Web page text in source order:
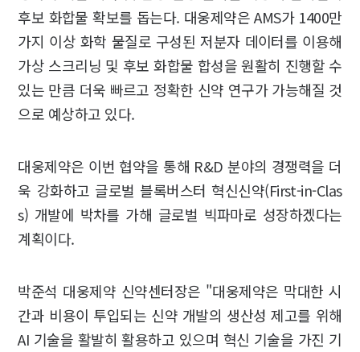
후보 화합물 확보를 돕는다. 대웅제약은 AMS가 1400만
가지 이상 화학 물질로 구성된 저분자 데이터를 이용해
가상 스크리닝 및 후보 화합물 합성을 원활히 진행할 수
있는 만큼 더욱 빠르고 정확한 신약 연구가 가능해질 것
으로 예상하고 있다.
대웅제약은 이번 협약을 통해 R&D 분야의 경쟁력을 더
욱 강화하고 글로벌 블록버스터 혁신신약(First-in-Clas
s) 개발에 박차를 가해 글로벌 빅파마로 성장하겠다는
계획이다.
박준석 대웅제약 신약센터장은 "대웅제약은 막대한 시
간과 비용이 투입되는 신약 개발의 생산성 제고를 위해
AI 기술을 활발히 활용하고 있으며 혁신 기술을 가진 기